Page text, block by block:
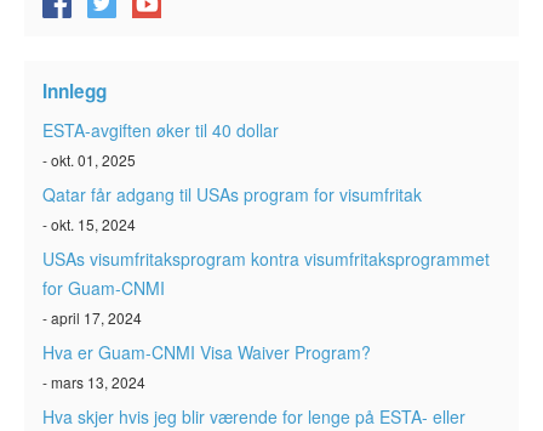
Innlegg
ESTA-avgiften øker til 40 dollar
- okt. 01, 2025
Qatar får adgang til USAs program for visumfritak
- okt. 15, 2024
USAs visumfritaksprogram kontra visumfritaksprogrammet
for Guam-CNMI
- april 17, 2024
Hva er Guam-CNMI Visa Waiver Program?
- mars 13, 2024
Hva skjer hvis jeg blir værende for lenge på ESTA- eller